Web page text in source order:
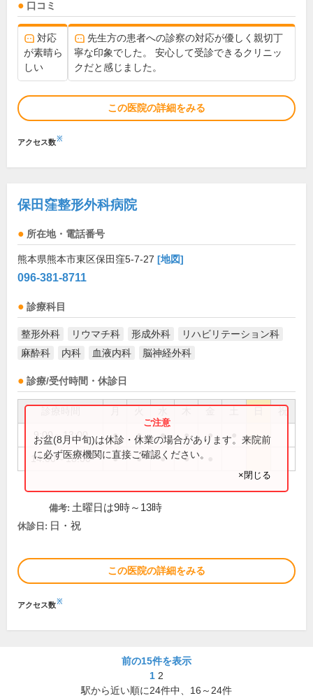
口コミ
対応
が素晴ら
しい
先生方の患者への診察の対応が優しく親切丁
寧な印象でした。 安心して受診できるクリニッ
クだと感じました。
この医院の詳細をみる
アクセス数※
保田窪整形外科病院
所在地・電話番号
熊本県熊本市東区保田窪5-7-27 [地図]
096-381-8711
診療科目
整形外科 リウマチ科 形成外科
リハビリテーション科
麻酔科
内科 血液内科 脳神経外科
診療/受付時間・休診日
祝
9:00～13:00 ● ● ● ● ●
14:00～18:00 ● ● ● ●
お盆(8月中旬)は休診・休業の場合があります。来院前
に必ず医療機関に直接ご確認ください。
×閉じる
備考: 土曜日は9時～13時
休診日: 日・祝
この医院の詳細をみる
アクセス数※
前の15件を表示
1 2
駅から近い順に24件中、 16～24件